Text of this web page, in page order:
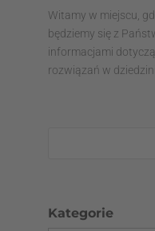
Witamy w miejscu,
będziemy się z
informacjami
rozwiązań w
Kategorie